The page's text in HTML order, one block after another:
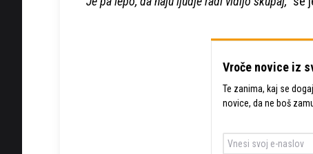
Vroče novice iz
Te zanima, kaj se
novice, da ne boš